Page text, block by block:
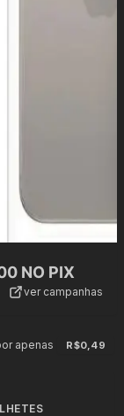
NO PIX
ver campanhas
apenas R$0,49